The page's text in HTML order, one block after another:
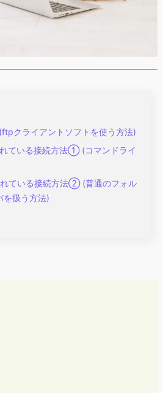
クライアントソフトを使う方法)
ている接続方法① (コマンドライ
ている接続方法② (普通のフォル
を扱う方法)